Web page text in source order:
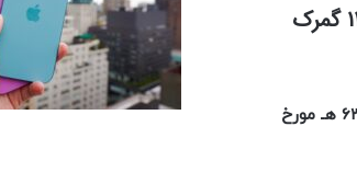
موضوع: تصویب نامه هیئت محترم وزیران به شماره ۱۶۸۹۳۰/ت ۶۳۶۳۵ هـ مورخ